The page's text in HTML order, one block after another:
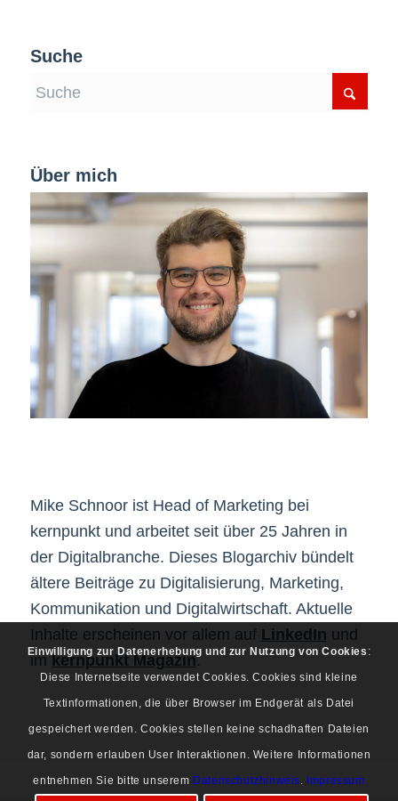
Suche
Über mich
Mike Schnoor ist Head of Marketing bei
kernpunkt und arbeitet seit über 25 Jahren in
der Digitalbranche. Dieses Blogarchiv bündelt
ältere Beiträge zu Digitalisierung, Marketing,
Kommunikation und Digitalwirtschaft. Aktuelle
Inhalte erscheinen vor allem auf LinkedIn und
imkernpunkt Magazin.
Einwilligung zur Datenerhebung und zur Nutzung von Cookies :
Diese Internetseite verwendet Cookies. Cookies sind kleine
Textinformationen, die über Browser im Endgerät als Datei
gespeichert werden. Cookies stellen keine schadhaften Dateien
dar, sondern erlauben User Interaktionen. Weitere Informationen
entnehmen Sie bitte unserem Datenschutzhinweis. Impressum